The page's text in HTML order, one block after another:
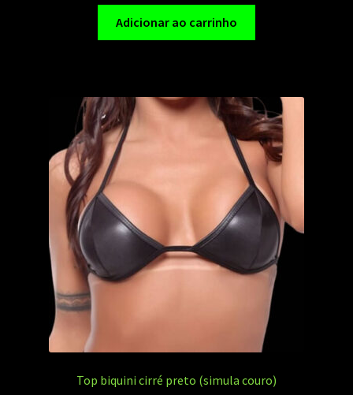
Adicionar ao carrinho
Top biquini cirré preto (simula couro)